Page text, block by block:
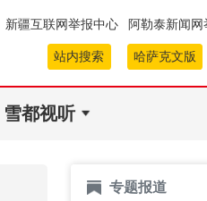
新疆互联网举报中心 阿勒泰新闻网
站内搜索 哈萨克文版
雪都视听
专题报道